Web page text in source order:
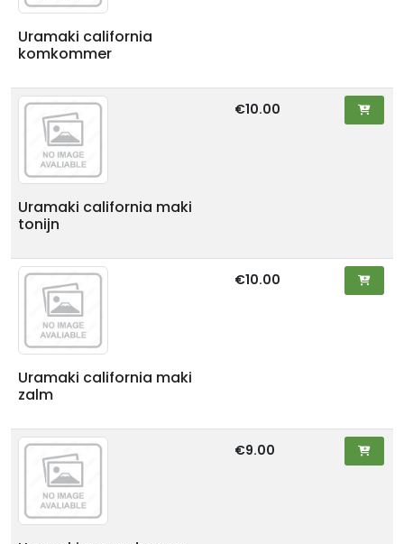
Uramaki california
komkommer
Uramaki california maki
tonijn
€10.00
Uramaki california maki
zalm
€10.00
€9.00